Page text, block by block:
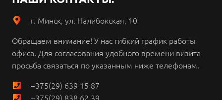
г. Минск, ул. Налибокская, 10
Обращаем внимание! У нас гибкий график работы
офиса. Для согласования удобного времени визита
просьба связаться по указанным ниже телефонам.
+375(29) 639 15 87
+375(29) 838 62 39